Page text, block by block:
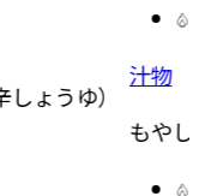
ょうゆ）
汁物
もや